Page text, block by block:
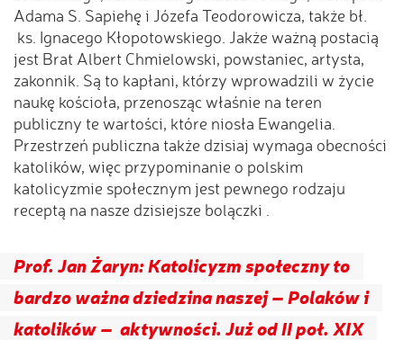
Adama S. Sapiehę i Józefa Teodorowicza, także bł.
ks. Ignacego Kłopotowskiego. Jakże ważną postacią
jest Brat Albert Chmielowski, powstaniec, artysta,
zakonnik. Są to kapłani, którzy wprowadzili w życie
naukę kościoła, przenosząc właśnie na teren
publiczny te wartości, które niosła Ewangelia.
Przestrzeń publiczna także dzisiaj wymaga obecności
katolików, więc przypominanie o polskim
katolicyzmie społecznym jest pewnego rodzaju
receptą na nasze dzisiejsze bolączki .
Prof. Jan Żaryn: Katolicyzm społeczny to
bardzo ważna dziedzina naszej – Polaków i
katolików – aktywności. Już od II poł. XIX